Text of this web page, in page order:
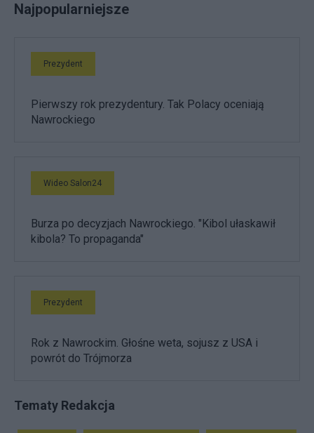
Najpopularniejsze
Prezydent
Pierwszy rok prezydentury. Tak Polacy oceniają
Nawrockiego
Wideo Salon24
Burza po decyzjach Nawrockiego. "Kibol ułaskawił
kibola? To propaganda"
Prezydent
Rok z Nawrockim. Głośne weta, sojusz z USA i
powrót do Trójmorza
Tematy Redakcja